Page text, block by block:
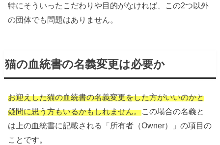
特にそういったこだわりや目的がなければ、この2つ以外
の団体でも問題はありません。
猫の血統書の名義変更は必要か
お迎えした猫の血統書の名義変更をした方がいいのかと
疑問に思う方もいるかもしれません。この場合の名義と
は上の血統書に記載される「所有者（Owner）」の項目の
ことです。